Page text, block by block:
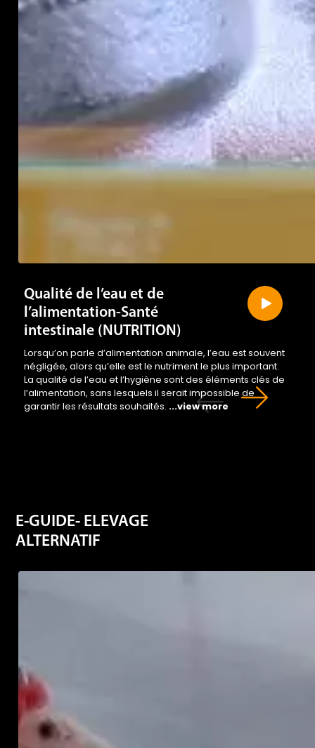
Qualité de l’eau et de
l’alimentation-Santé
intestinale (NUTRITION)
Lorsqu’on parle d’alimentation animale, l’eau est souvent
négligée, alors qu’elle est le nutriment le plus important.
La qualité de l’eau et l’hygiène sont des éléments clés de
l’alimentation, sans lesquels il serait impossible de
garantir les résultats souhaités. ...view more
E-GUIDE- ELEVAGE
ALTERNATIF